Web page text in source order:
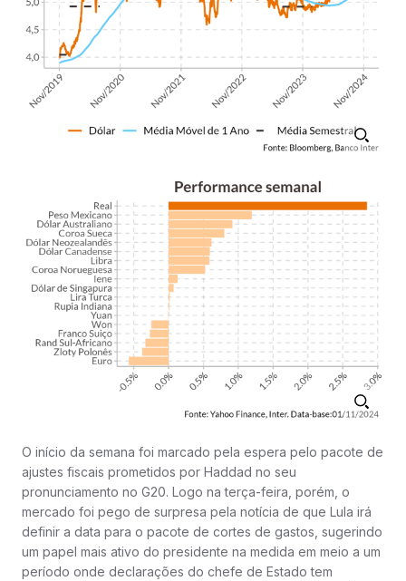
O início da semana foi marcado pela espera pelo pacote de
ajustes fiscais prometidos por Haddad no seu
pronunciamento no G20. Logo na terça-feira, porém, o
mercado foi pego de surpresa pela notícia de que Lula irá
definir a data para o pacote de cortes de gastos, sugerindo
um papel mais ativo do presidente na medida em meio a um
período onde declarações do chefe de Estado tem